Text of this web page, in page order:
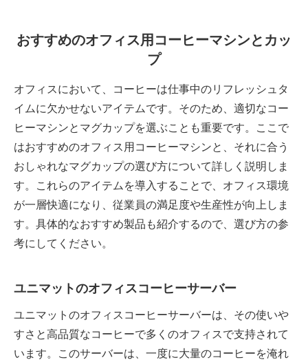
おすすめのオフィス用コーヒーマシンとカッ
プ
オフィスにおいて、コーヒーは仕事中のリフレッシュタ
イムに欠かせないアイテムです。そのため、適切なコー
ヒーマシンとマグカップを選ぶことも重要です。ここで
はおすすめのオフィス用コーヒーマシンと、それに合う
おしゃれなマグカップの選び方について詳しく説明しま
す。これらのアイテムを導入することで、オフィス環境
が一層快適になり、従業員の満足度や生産性が向上しま
す。具体的なおすすめ製品も紹介するので、選び方の参
考にしてください。
ユニマットのオフィスコーヒーサーバー
ユニマットのオフィスコーヒーサーバーは、その使いや
すさと高品質なコーヒーで多くのオフィスで支持されて
います。このサーバーは、一度に大量のコーヒーを淹れ